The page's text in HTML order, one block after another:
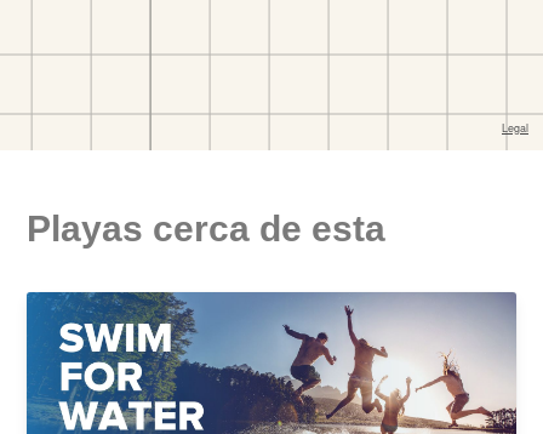
Playas cerca de esta